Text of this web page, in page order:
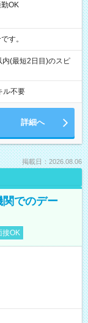
OK
です。
(最短2日目)のスピ
ル不要
詳細へ
掲載日：2026.08.06
でのデー
接OK